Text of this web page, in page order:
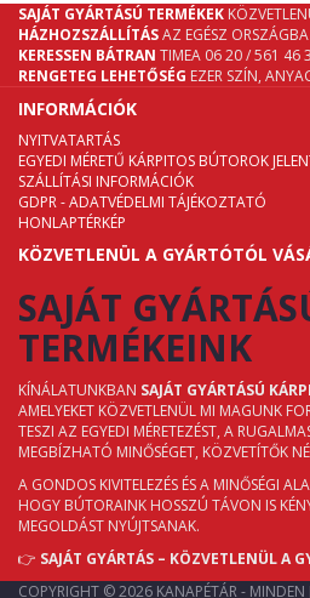
SAJÁT GYÁRTÁSÚ TERMÉKEK
HÁZHOZSZÁLLÍTÁSAZ EGÉSZ
KERESSEN BÁTRAN TIMEA 06 20 / 561 46
RENGETEG LEHETŐSÉG EZER SZÍN,
INFORMÁCIÓK
NYITVATARTÁS
EGYEDI MÉRETŰ KÁRPITOS BÚTOROK
SZÁLLÍTÁSI INFORMÁCIÓK
GDPR - ADATVÉDELMI TÁJÉKOZTATÓ
HONLAPTÉRKÉP
KÖZVETLENÜL A GYÁRTÓTÓL
SAJÁT
TERMÉKEINK
KÍNÁLATUNKBAN SAJÁT GYÁRTÁSÚ
AMELYEKET KÖZVETLENÜL MI MAGUNK
TESZI AZ EGYEDI MÉRETEZÉST, A
MEGBÍZHATÓ MINŐSÉGET, KÖZVETÍTŐK
A GONDOS KIVITELEZÉS ÉS A MINŐSÉGI
HOGY BÚTORAINK HOSSZÚ TÁVON IS
MEGOLDÁST NYÚJTSANAK.
👉 SAJÁT GYÁRTÁS – KÖZVETLENÜL A
COPYRIGHT © 2026 KANAPÉTÁR - MINDEN